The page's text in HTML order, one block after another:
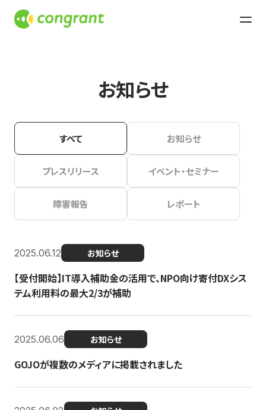
お知らせ
すべて お知らせ
プレスリリース イベント・セミナー
障害報告 レポート
2025.06.12 お知らせ
【受付開始】IT導入補助金の活用で、NPO向け寄付DXシス
テム利用料の最大2/3が補助
2025.06.06 お知らせ
GOJOが複数のメディアに掲載されました